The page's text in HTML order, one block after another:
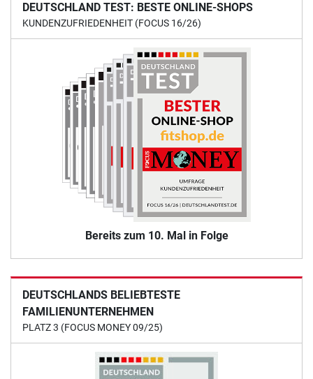
DEUTSCHLAND TEST: BESTE ONLINE-SHOPS
KUNDENZUFRIEDENHEIT (FOCUS 16/26)
Bereits zum 10. Mal in Folge
DEUTSCHLANDS BELIEBTESTE
FAMILIENUNTERNEHMEN
PLATZ 3 (FOCUS MONEY 09/25)